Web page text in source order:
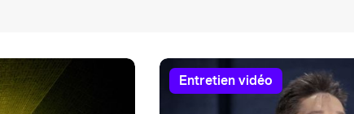
entretien vidéo